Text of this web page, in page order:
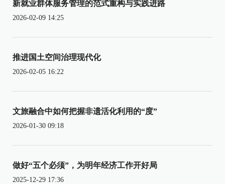
新就业群体服务管理的范式重构与实践进路
2026-02-09 14:25
推进国土空间治理现代化
2026-02-05 16:22
文旅融合中如何把握非遗活化利用的“度”
2026-01-30 09:18
做好“五个必须”，为明年经济工作开好局
2025-12-29 17:36